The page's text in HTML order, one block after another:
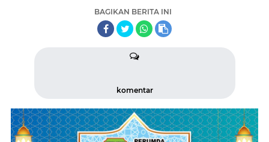
BAGIKAN BERITA INI
komentar